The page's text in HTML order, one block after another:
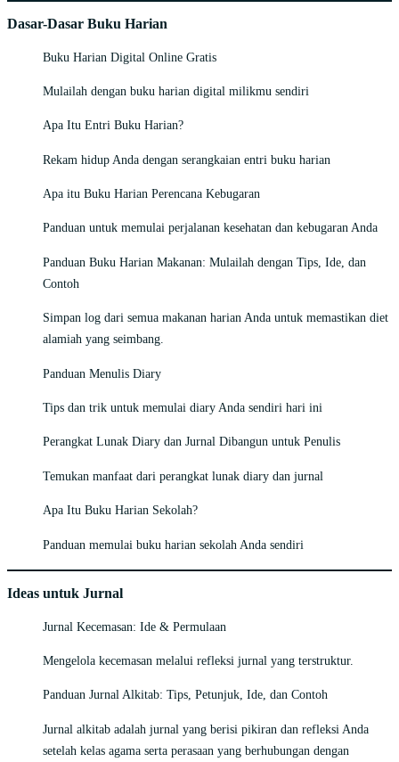
Dasar-Dasar Buku Harian
Buku Harian Digital Online Gratis
Mulailah dengan buku harian digital milikmu sendiri
Apa Itu Entri Buku Harian?
Rekam hidup Anda dengan serangkaian entri buku harian
Apa itu Buku Harian Perencana Kebugaran
Panduan untuk memulai perjalanan kesehatan dan kebugaran Anda
Panduan Buku Harian Makanan: Mulailah dengan Tips, Ide, dan
Contoh
Simpan log dari semua makanan harian Anda untuk memastikan diet
alamiah yang seimbang.
Panduan Menulis Diary
Tips dan trik untuk memulai diary Anda sendiri hari ini
Perangkat Lunak Diary dan Jurnal Dibangun untuk Penulis
Temukan manfaat dari perangkat lunak diary dan jurnal
Apa Itu Buku Harian Sekolah?
Panduan memulai buku harian sekolah Anda sendiri
Ideas untuk Jurnal
Jurnal Kecemasan: Ide & Permulaan
Mengelola kecemasan melalui refleksi jurnal yang terstruktur.
Panduan Jurnal Alkitab: Tips, Petunjuk, Ide, dan Contoh
Jurnal alkitab adalah jurnal yang berisi pikiran dan refleksi Anda
setelah kelas agama serta perasaan yang berhubungan dengan